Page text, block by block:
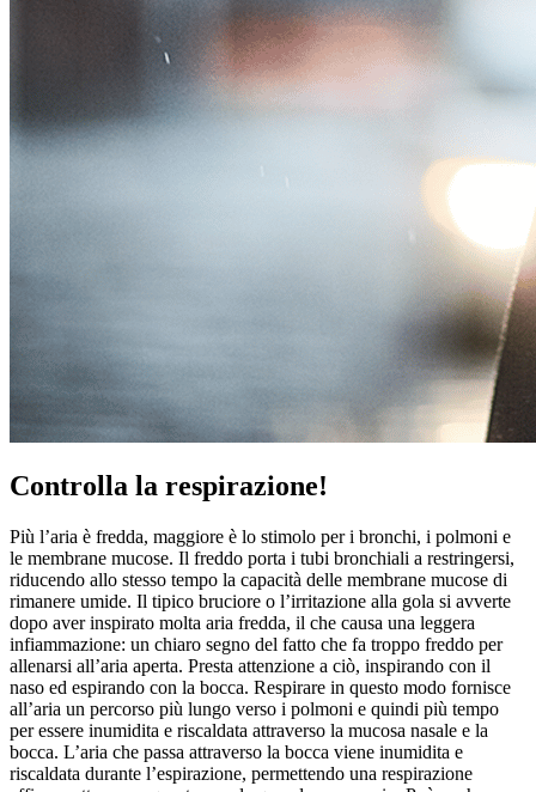
Controlla la respirazione!
Più l’aria è fredda, maggiore è lo stimolo per i bronchi, i polmoni e
le membrane mucose. Il freddo porta i tubi bronchiali a restringersi,
riducendo allo stesso tempo la capacità delle membrane mucose di
rimanere umide. Il tipico bruciore o l’irritazione alla gola si avverte
dopo aver inspirato molta aria fredda, il che causa una leggera
infiammazione: un chiaro segno del fatto che fa troppo freddo per
allenarsi all’aria aperta. Presta attenzione a ciò, inspirando con il
naso ed espirando con la bocca. Respirare in questo modo fornisce
all’aria un percorso più lungo verso i polmoni e quindi più tempo
per essere inumidita e riscaldata attraverso la mucosa nasale e la
bocca. L’aria che passa attraverso la bocca viene inumidita e
riscaldata durante l’espirazione, permettendo una respirazione